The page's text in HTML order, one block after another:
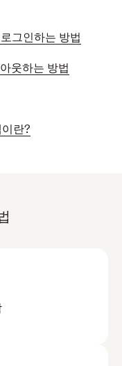
그인하는 방법
웃하는 방법
란?